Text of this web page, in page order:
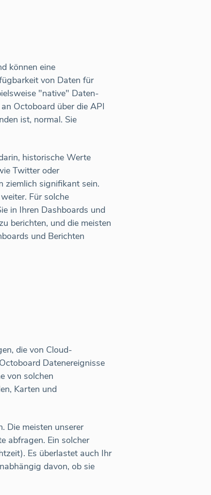
können eine
von Daten für
"native" Daten-
Octoboard über die API
ist, normal. Sie
historische Werte
Twitter oder
ziemlich signifikant sein.
Für solche
in Ihren Dashboards und
berichten, und die meisten
und Berichten
die von Cloud-
Datenereignisse
von solchen
Karten und
Die meisten unserer
abfragen. Ein solcher
Es überlastet auch Ihr
davon, ob sie